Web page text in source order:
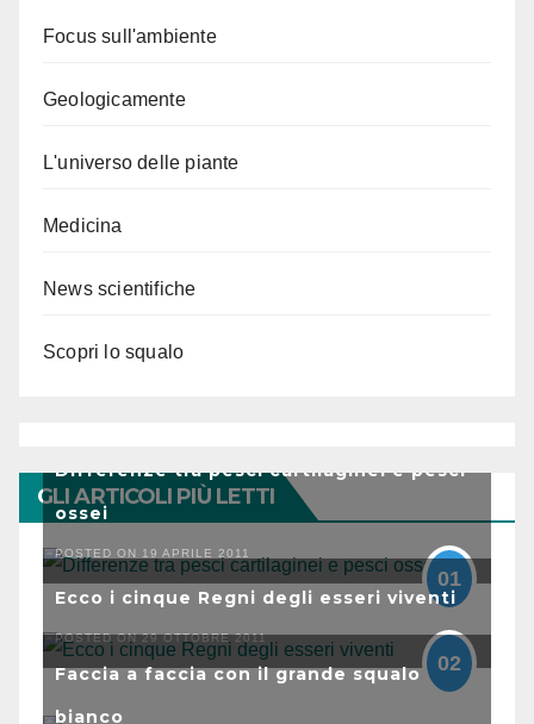
Focus sull'ambiente
Geologicamente
L'universo delle piante
Medicina
News scientifiche
Scopri lo squalo
GLI ARTICOLI PIÙ LETTI
Differenze tra pesci cartilaginei e pesci
ossei
POSTED ON 19 APRILE 2011
01
Ecco i cinque Regni degli esseri viventi
POSTED ON 29 OTTOBRE 2011
02
Faccia a faccia con il grande squalo
bianco